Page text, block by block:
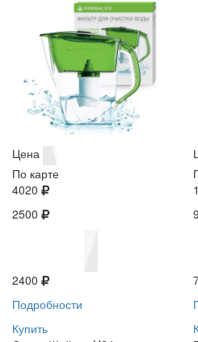
Цена
По карте
4020
2500
2400
Подробности
Купить